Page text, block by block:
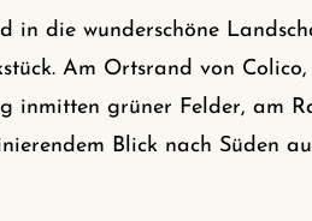
in die wunderschöne
Am Ortsrand von Colico,
inmitten grüner Felder, am
Blick nach Süden